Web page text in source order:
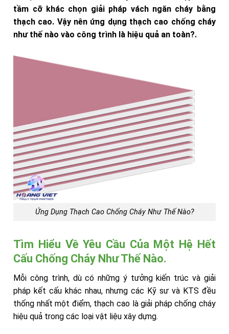
tầm cỡ khác chọn giải pháp vách ngăn cháy bằng
thạch cao. Vậy nên ứng dụng thạch cao chống cháy
như thế nào vào công trình là hiệu quả an toàn?.
Ứng Dụng Thạch Cao Chống Cháy Như Thế Nào?
Tìm Hiểu Về Yêu Cầu Của Một Hệ Hết
Cấu Chống Cháy Như Thế Nào.
Mỗi công trình, dù có những ý tưởng kiến trúc và giải
pháp kết cấu khác nhau, nhưng các Kỹ sư và KTS đều
thống nhất một điểm, thạch cao là giải pháp chống cháy
hiệu quả trong các loại vật liệu xây dựng.